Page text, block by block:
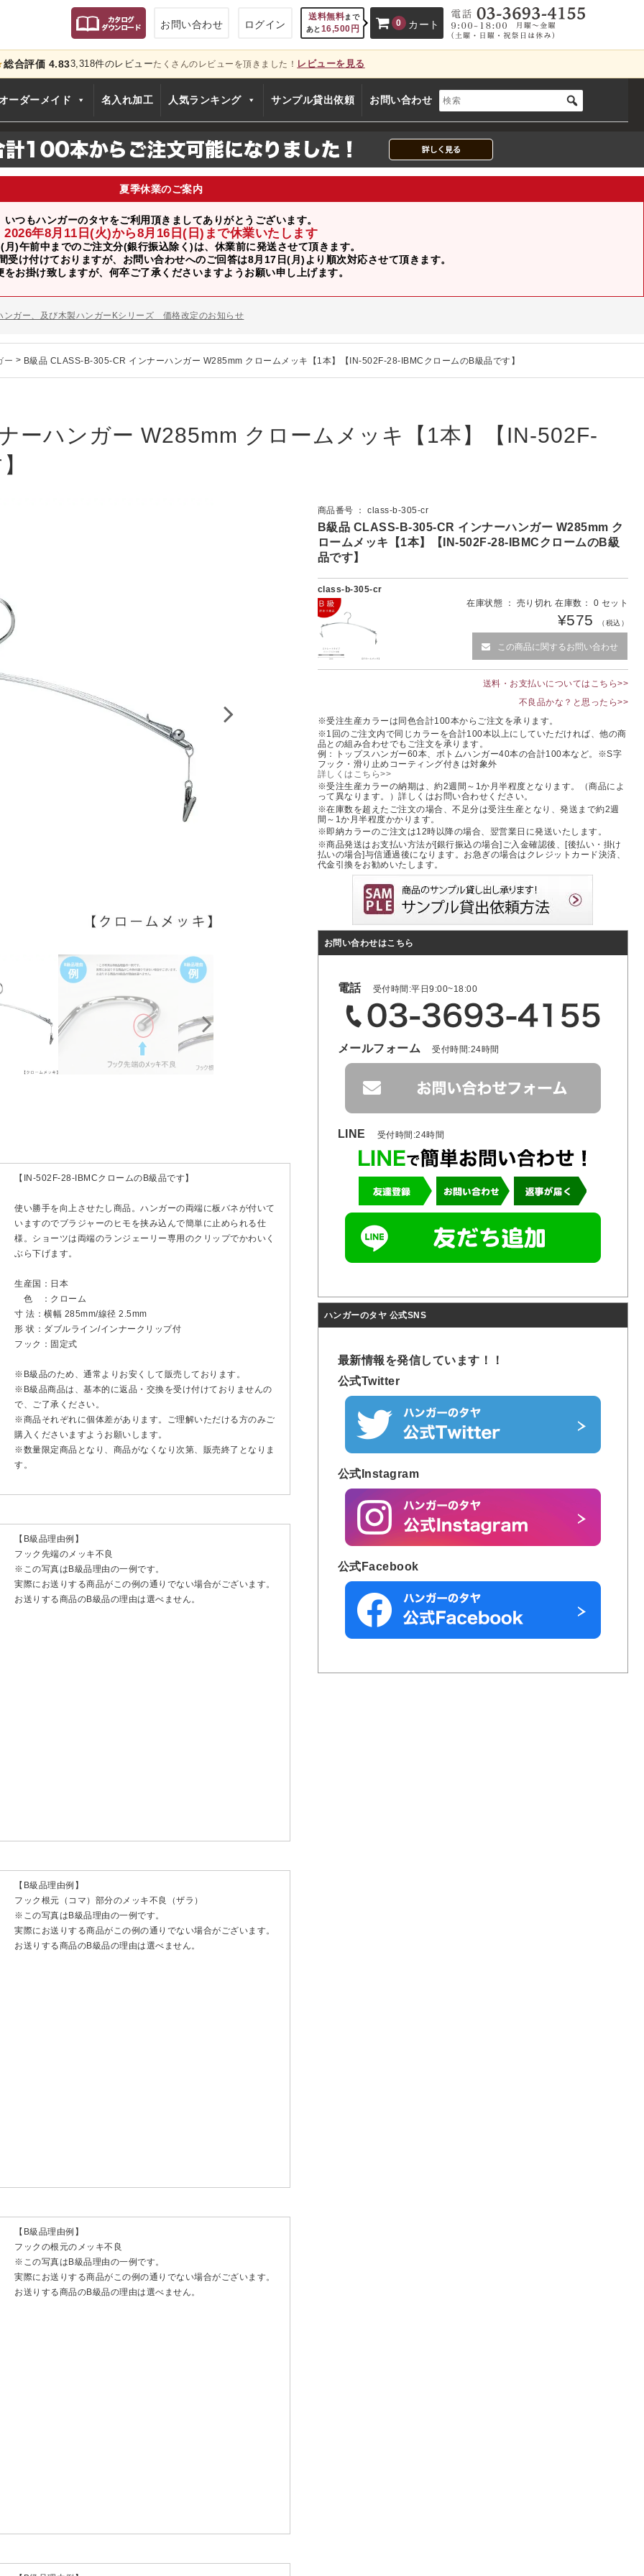
お問い合わせ ログイン
送料無料まで
あと16,500 円
0 カート
只今、カートに商品はございません。
総合評価 4.833,318件のレビューたくさんのレビューを頂きました！ レビューを見る
ーダーメイド 名入れ加工 人気ランキング サンプル貸出依頼 お問い合わせ
夏季休業のご案内
いつもハンガーのタヤをご利用頂きましてありがとうございます。
2026年8月11日(火)から8月16日(日)まで休業いたします
月)午前中までのご注文分(銀行振込除く)は、休業前に発送させて頂きます。
受け付けておりますが、お問い合わせへのご回答は8月17日(月)より順次対応させて頂きます。
をお掛け致しますが、何卒ご了承くださいますようお願い申し上げます。
知らせ
、およびディスプレイスタンド価格改定のお知らせ
ンガー、及び木製ハンガーKシリーズ 価格改定のお知らせ
ーズ価格改定のお知らせ
ヤのハンガーを紹介していただきました
知らせ
ー > B級品 CLASS-B-305-CR インナーハンガー W285mm クロームメッキ【1本】【IN-502F-28-IBMCクロームのB級品です】
ーハンガー W285mm クロームメッキ【1本】【IN-502F-
【IN-502F-28-IBMCクロームのB級品です】
使い勝手を向上させたし商品。ハンガーの両端に板バネが付いて
いますのでブラジャーのヒモを挟み込んで簡単に止められる仕
様。ショーツは両端のランジェーリー専用のクリップでかわいく
ぶら下げます。
生産国：日本
色 ：クローム
寸 法：横幅 285mm/線径 2.5mm
形 状：ダブルライン/インナークリップ付
フック：固定式
※B級品のため、通常よりお安くして販売しております。
※B級品商品は、基本的に返品・交換を受け付けておりませんの
で、ご了承ください。
※商品それぞれに個体差があります。ご理解いただける方のみご
購入くださいますようお願いします。
※数量限定商品となり、商品がなくなり次第、販売終了となりま
す。
【B級品理由例】
フック先端のメッキ不良
※この写真はB級品理由の一例です。
実際にお送りする商品がこの例の通りでない場合がございます。
お送りする商品のB級品の理由は選べません。
【B級品理由例】
フック根元（コマ）部分のメッキ不良（ザラ）
※この写真はB級品理由の一例です。
実際にお送りする商品がこの例の通りでない場合がございます。
お送りする商品のB級品の理由は選べません。
【B級品理由例】
フックの根元のメッキ不良
※この写真はB級品理由の一例です。
実際にお送りする商品がこの例の通りでない場合がございます。
お送りする商品のB級品の理由は選べません。
商品番号 ： class-b-305-cr
B級品 CLASS-B-305-CR インナーハンガー W285mm ク
ロームメッキ【1本】【IN-502F-28-IBMCクロームのB級
品です】
class-b-305-cr
在庫状態 ： 売り切れ 在庫数： 0 セット
¥575 （税込）
この商品に関するお問い合わせ
送料・お支払いについてはこちら>>
不良品かな？と思ったら>>
※受注生産カラーは同色合計100本からご注文を承ります。
※1回のご注文内で同じカラーを合計100本以上にしていただければ、他の商
品との組み合わせでもご注文を承ります。
例：トップスハンガー60本、ボトムハンガー40本の合計100本など。※S字
フック・滑り止めコーティング付きは対象外
詳しくはこちら>>
※受注生産カラーの納期は、約2週間～1か月半程度となります。（商品によ
って異なります。）詳しくはお問い合わせください。
※在庫数を超えたご注文の場合、不足分は受注生産となり、発送まで約2週
間～1か月半程度かかります。
※即納カラーのご注文は12時以降の場合、翌営業日に発送いたします。
※商品発送はお支払い方法が[銀行振込の場合]ご入金確認後、[後払い・掛け
払いの場合]与信通過後になります。お急ぎの場合はクレジットカード決済、
代金引換をお勧めいたします。
お問い合わせはこちら
電話 受付時間:平日9:00~18:00
メールフォーム 受付時間:24時間
LINE 受付時間:24時間
ハンガーのタヤ 公式SNS
最新情報を発信しています！！
公式Twitter
公式Instagram
公式Facebook